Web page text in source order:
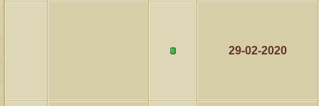
29-02-2020